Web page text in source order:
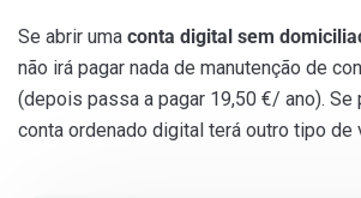
Se abrir uma conta digital sem
não irá pagar nada de manutenção de
(depois passa a pagar 19,50 €/ ano).
conta ordenado digital terá outro tipo de